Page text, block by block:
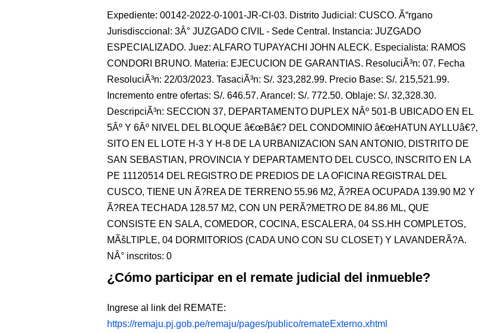
Expediente: 00142-2022-0-1001-JR-CI-03. Distrito Judicial: CUSCO. Ã“rgano
Jurisdisccional: 3Â° JUZGADO CIVIL - Sede Central. Instancia: JUZGADO
ESPECIALIZADO. Juez: ALFARO TUPAYACHI JOHN ALECK. Especialista: RAMOS
CONDORI BRUNO. Materia: EJECUCION DE GARANTIAS. ResoluciÃ³n: 07. Fecha
ResoluciÃ³n: 22/03/2023. TasaciÃ³n: S/. 323,282.99. Precio Base: S/. 215,521.99.
Incremento entre ofertas: S/. 646.57. Arancel: S/. 772.50. Oblaje: S/. 32,328.30.
DescripciÃ³n: SECCION 37, DEPARTAMENTO DUPLEX NÂº 501-B UBICADO EN EL
5Âº Y 6Âº NIVEL DEL BLOQUE â€œBâ€? DEL CONDOMINIO â€œHATUN AYLLUâ€?,
SITO EN EL LOTE H-3 Y H-8 DE LA URBANIZACION SAN ANTONIO, DISTRITO DE
SAN SEBASTIAN, PROVINCIA Y DEPARTAMENTO DEL CUSCO, INSCRITO EN LA
PE 11120514 DEL REGISTRO DE PREDIOS DE LA OFICINA REGISTRAL DEL
CUSCO, TIENE UN Ã?REA DE TERRENO 55.96 M2, Ã?REA OCUPADA 139.90 M2 Y
Ã?REA TECHADA 128.57 M2, CON UN PERÃ?METRO DE 84.86 ML, QUE
CONSISTE EN SALA, COMEDOR, COCINA, ESCALERA, 04 SS.HH COMPLETOS,
MÃšLTIPLE, 04 DORMITORIOS (CADA UNO CON SU CLOSET) Y LAVANDERÃ?A.
NÂ° inscritos: 0
¿Cómo participar en el remate judicial del inmueble?
Ingrese al link del REMATE:
https://remaju.pj.gob.pe/remaju/pages/publico/remateExterno.xhtml